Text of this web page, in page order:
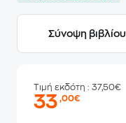
Σύνοψη βιβλίου
Τιμή εκδότη : 37,50€
33,00€